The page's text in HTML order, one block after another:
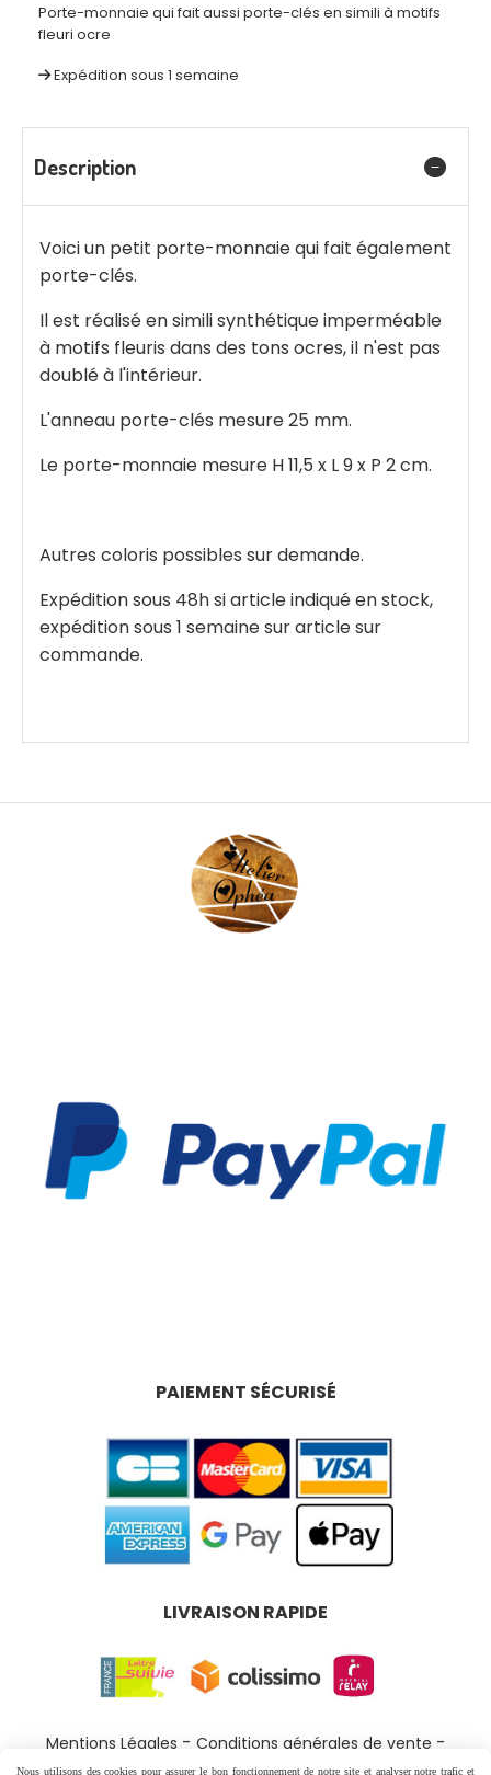
Porte-monnaie qui fait aussi porte-clés en simili à motifs
fleuri ocre
Expédition sous 1 semaine
Description
Voici un petit porte-monnaie qui fait également
porte-clés.
Il est réalisé en simili synthétique imperméable
à motifs fleuris dans des tons ocres, il n'est pas
doublé à l'intérieur.
L'anneau porte-clés mesure 25 mm.
Le porte-monnaie mesure H 11,5 x L 9 x P 2 cm.
Autres coloris possibles sur demande.
Expédition sous 48h si article indiqué en stock,
expédition sous 1 semaine sur article sur
commande.
PAIEMENT SÉCURISÉ
LIVRAISON RAPIDE
Mentions Légales
Conditions générales de vente
Politique de confidentialité
Gestion cookies
Nous utilisons des cookies pour assurer le bon fonctionnement de notre site et analyser notre trafic et